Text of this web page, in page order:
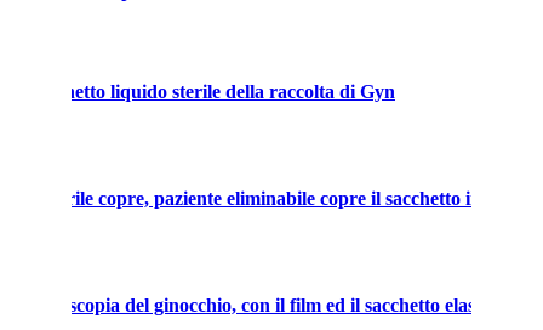
il sacchetto liquido sterile della raccolta di Gyn
sterile copre, paziente eliminabile copre il sacchetto incide il
artroscopia del ginocchio, con il film ed il sacchetto elastici.